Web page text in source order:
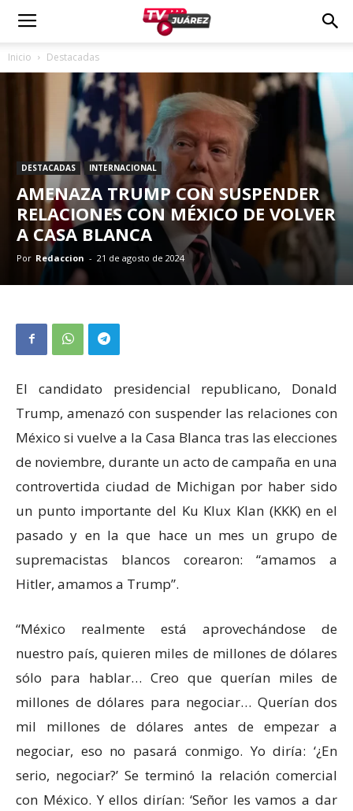
Inicio Destacadas
DESTACADAS INTERNACIONAL
AMENAZA TRUMP CON SUSPENDER
RELACIONES CON MÉXICO DE VOLVER
A CASA BLANCA
Por Redaccion - 21 de agosto de 2024
El candidato presidencial republicano, Donald
Trump, amenazó con suspender las relaciones con
México si vuelve a la Casa Blanca tras las elecciones
de noviembre, durante un acto de campaña en una
controvertida ciudad de Michigan por haber sido
un punto importante del Ku Klux Klan (KKK) en el
pasado y en la que hace un mes un grupo de
supremacistas blancos corearon: “amamos a
Hitler, amamos a Trump”.
“México realmente está aprovechándose de
nuestro país, quieren miles de millones de dólares
sólo para hablar… Creo que querían miles de
millones de dólares para negociar… Querían dos
mil millones de dólares antes de empezar a
negociar, eso no pasará conmigo. Yo diría: ‘¿En
serio, negociar?’ Se terminó la relación comercial
con México. Y ellos dirían: ‘Señor les vamos a dar